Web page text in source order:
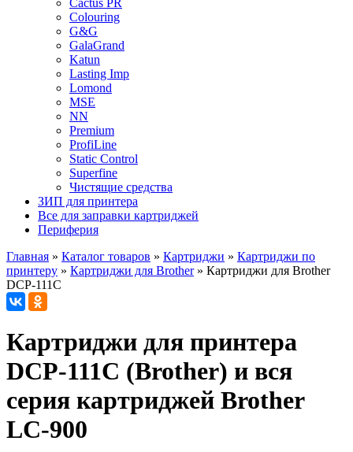
Cactus PR
Colouring
G&G
GalaGrand
Katun
Lasting Imp
Lomond
MSE
NN
Premium
ProfiLine
Static Control
Superfine
Чистящие средства
ЗИП для принтера
Все для заправки картриджей
Периферия
Главная » Каталог товаров » Картриджи » Картриджи по
принтеру » Картриджи для Brother» Картриджи для Brother
DCP-111C
Картриджи для принтера
DCP-111C (Brother) и вся
серия картриджей Brother
LC-900